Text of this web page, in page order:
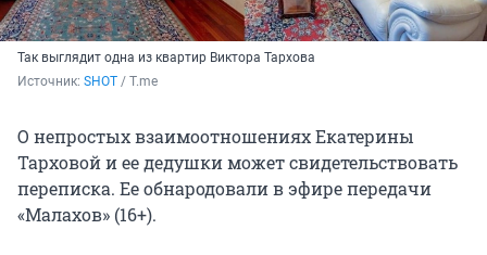
Так выглядит одна из квартир Виктора Тархова
Источник: SHOT / T.me
О непростых взаимоотношениях Екатерины
Тарховой и ее дедушки может свидетельствовать
переписка. Ее обнародовали в эфире передачи
«Малахов» (16+).